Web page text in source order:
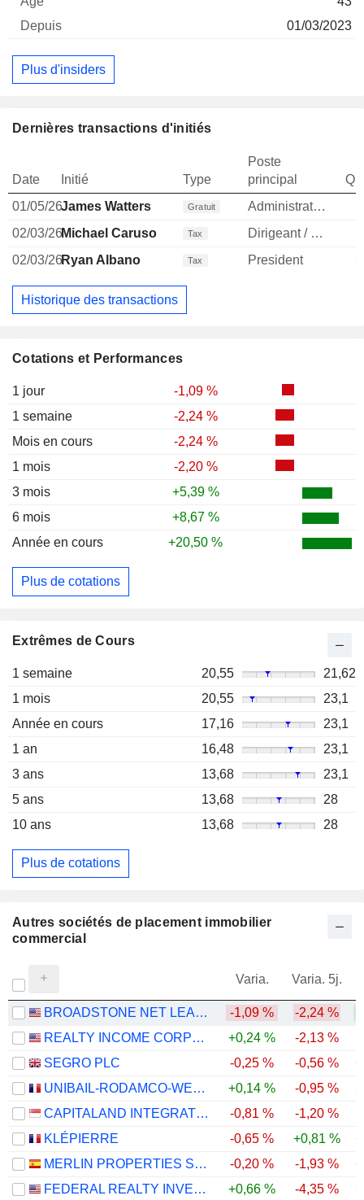
Cotations et Performances
1 jour
-1,09 %
1 semaine
-2,24 %
Mois en cours
-2,24 %
1 mois
-2,20 %
3 mois
+5,39 %
6 mois
+8,67 %
Année en cours
+20,50 %
Plus de cotations
Extrêmes de Cours
1 semaine 20,55
21,62
1 mois
20,55
23,1
Année en cours
17,16
23,1
1 an
16,48
23,1
3 ans
13,68
23,1
5 ans
13,68
28
10 ans
13,68 28
Plus de cotations
01/03/2023
Plus d'insiders
Dernières transactions d'initiés
Date Initié Type
Poste
principal
01/05/26James Watters Gratuit Administrateur
02/03/26Michael Caruso Tax Dirigeant / cadre principal
02/03/26Ryan Albano Tax President
Historique des transactions
Autres sociétés de placement immobilier
commercial
Varia. Varia. 5j.
BROADSTONE NET LEASE, INC. -1,09 % -2,24 %
REALTY INCOME CORPORATION
+0,24 % -2,13 %
SEGRO PLC
-0,25 % -0,56 %
UNIBAIL-RODAMCO-WESTFIELD SE
+0,14 % -0,95 %
CAPITALAND INTEGRATED COMMERCIAL TRUST
-0,81 % -1,20 %
KLÉPIERRE
-0,65 % +0,81 %
MERLIN PROPERTIES SOCIMI, S.A.
-0,20 % -1,93 %
FEDERAL REALTY INVESTMENT TRUST
+0,66 % -4,35 %